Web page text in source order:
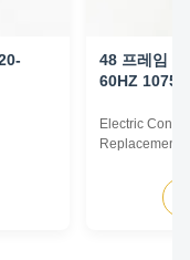
48 프레임
60HZ
Electric
Replacement
HP Voltage
YDK140-